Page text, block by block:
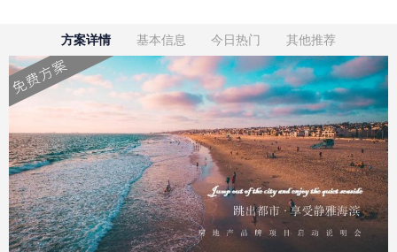
方案详情 基本信息 今日热门 其他推荐